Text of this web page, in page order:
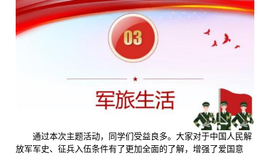
通过本次主题活动，同学们受益良多。大家对于中国人民解
放军军史、征兵入伍条件有了更加全面的了解，增强了爱国意